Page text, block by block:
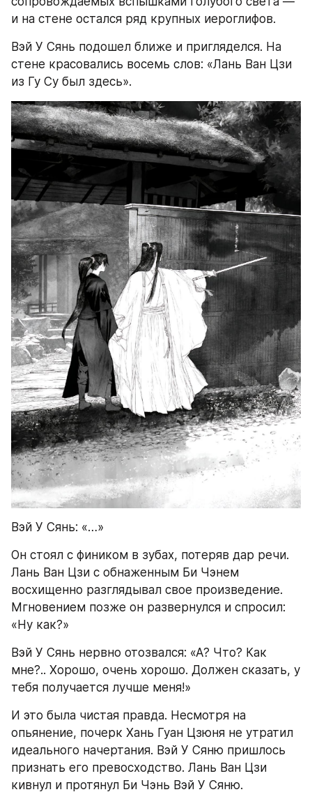
и на стене остался ряд крупных иероглифов.
Вэй У Сянь подошел ближе и пригляделся. На
стене красовались восемь слов: «Лань Ван Цзи
из Гу Су был здесь».
Вэй У Сянь: «…»
Он стоял с фиником в зубах, потеряв дар речи.
Лань Ван Цзи с обнаженным Би Чэнем
восхищенно разглядывал свое произведение.
Мгновением позже он развернулся и спросил:
«Ну как?»
Вэй У Сянь нервно отозвался: «А? Что? Как
мне?.. Хорошо, очень хорошо. Должен сказать, у
тебя получается лучше меня!»
И это была чистая правда. Несмотря на
опьянение, почерк Хань Гуан Цзюня не утратил
идеального начертания. Вэй У Сяню пришлось
признать его превосходство. Лань Ван Цзи
кивнул и протянул Би Чэнь Вэй У Сяню.